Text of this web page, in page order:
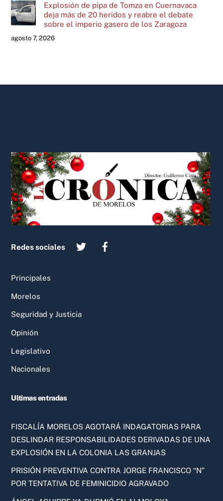
Explosión de pipa de Tomza en Cuernavaca
deja más de 20 heridos y reabre el debate
sobre el imperio gasero de los Zaragoza
agosto 7, 2026
To
Top
Redes sociales
Principales
Morelos
Seguridad y Justicia
Opinión
Legislativo
Nacionales
Ultimas entradas
FISCALÍA MORELOS AGOTARÁ INDAGATORIAS PARA
DESLINDAR RESPONSABILIDADES DERIVADAS DE UNA
EXPLOSIÓN EN LA COLONIA LAS GRANJAS
PRISIÓN PREVENTIVA CONTRA JORGE FRANCISCO “N”
POR TENTATIVA DE FEMINICIDIO AGRAVADO